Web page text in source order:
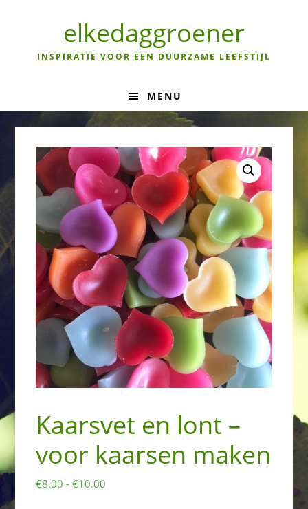
navigation
elkedaggroener
INSPIRATIE VOOR EEN DUURZAME LEEFSTIJL
MENU
Kaarsvet en lont –
voor kaarsen maken
€8.00 - €10.00